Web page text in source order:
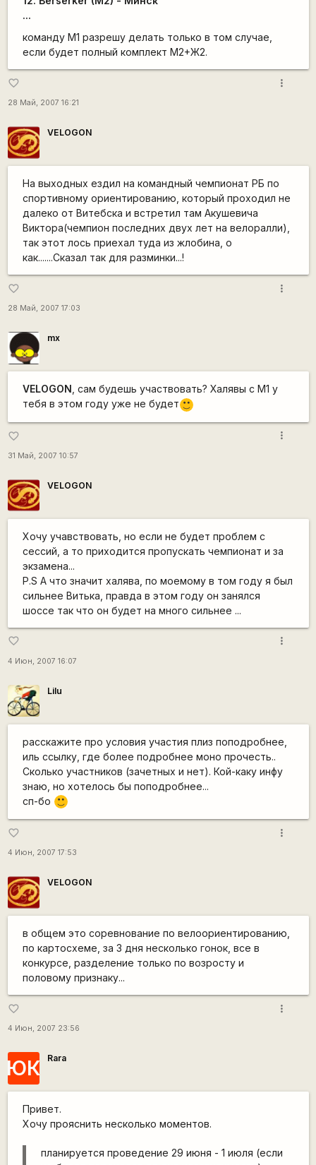
...
команду М1 разрешу делать только в том случае,
если будет полный комплект М2+Ж2.
favorite_border
28 Май, 2007 16:21
more_vert
VELOGON
На выходных ездил на командный чемпионат РБ по
спортивному ориентированию, который проходил не
далеко от Витебска и встретил там Акушевича
Виктора(чемпион последних двух лет на велоралли),
так этот лось приехал туда из жлобина, о
как.......Сказал так для разминки...!
favorite_border
28 Май, 2007 17:03
more_vert
mx
VELOGON , сам будешь участвовать? Халявы с М1 у
тебя в этом году уже не будет :)
favorite_border
31 Май, 2007 10:57
more_vert
VELOGON
Хочу учавствовать, но если не будет проблем с
сессий, а то приходится пропускать чемпионат и за
экзамена...
P.S А что значит халява, по моемому в том году я был
сильнее Витька, правда в этом году он занялся
шоссе так что он будет на много сильнее ...
favorite_border
4 Июн, 2007 16:07
more_vert
Lilu
расскажите про условия участия плиз поподробнее,
иль ссылку, где более подробнее моно прочесть..
Сколько участников (зачетных и нет). Кой-каку инфу
знаю, но хотелось бы поподробнее...
сп-бо
:)
favorite_border
4 Июн, 2007 17:53
more_vert
VELOGON
в общем это соревнование по велоориентированию,
по картосхеме, за 3 дня несколько гонок, все в
конкурсе, разделение только по возросту и
половому признаку...
favorite_border
4 Июн, 2007 23:56
more_vert
ЮК Rara
Привет.
Хочу прояснить несколько моментов.
планируется проведение 29 июня - 1 июля (если